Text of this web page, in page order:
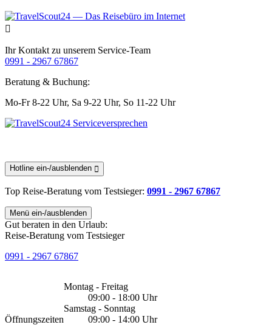
Ihr Kontakt zu unserem Service-Team
0991 - 2967 67867
Beratung & Buchung:
Mo-Fr 8-22 Uhr, Sa 9-22 Uhr, So 11-22 Uhr
Hotline ein-/ausblenden
Top Reise-Beratung vom Testsieger: 0991 - 2967 67867
Menü ein-/ausblenden
Gut beraten in den Urlaub:
Reise-Beratung vom Testsieger
0991 - 2967 67867
Öffnungszeiten
Montag - Freitag
09:00 - 18:00 Uhr
Samstag - Sonntag
09:00 - 14:00 Uhr